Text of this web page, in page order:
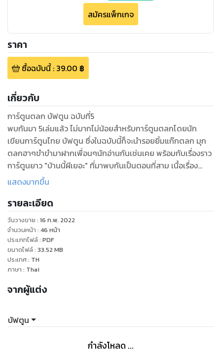
สมัครแพ็กเกจ
ราคา
ซื้อฉบับนี้: 39.00 ฿
เกี่ยวกับ
การ์ตูนตลก บัฟตูน ฉบับที่5
พบกันมา 5เล่มแล้ว ไม่มากไม่น้อยสำหรับการ์ตูนตลกโดยนัก
เขียนการ์ตูนไทย บัฟตูน ซึ่งในฉบับนี้ก็จะนำรอยยิ้มแก๊กตลก มุก
ตลกฮาๆขำขำมาฝากเพื่อนๆนักอ่านกันเช่นเคย พร้อมกับเรื่องราว
การ์ตูนยาว "บ้านนี้ผีเยอะ" ที่มาพบกันเป็นตอนที่สาม เนื้อเรื่อง
กำลังสนุกสนานเลยล่ะ
เป็นประโยชน์ในการพัฒนาหนังสือการ์ตูนตลก บัฟตูน เล่มต่อๆไป
แสดงมากขึ้น
รายละเอียด
วันวางขาย : 16 ก.พ. 2022
จำนวนหน้า : 46 หน้า
ประเภทไฟล์: PDF
ขนาดไฟล์: 33.52 MB
ประเทศ: TH
ภาษา : Thai
จากผู้แต่ง
บัฟตูน
กำลังโหลด ...